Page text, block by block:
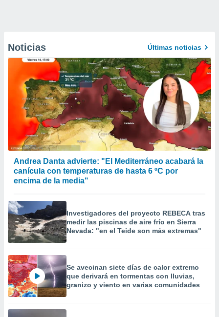
Noticias Últimas noticias
Andrea Danta advierte: "El Mediterráneo acabará la
canícula con temperaturas de hasta 6 ºC por
encima de la media"
Investigadores del proyecto REBECA tras
medir las piscinas de aire frío en Sierra
Nevada: "en el Teide son más extremas"
Se avecinan siete días de calor extremo
que derivará en tormentas con lluvias,
granizo y viento en varias comunidades